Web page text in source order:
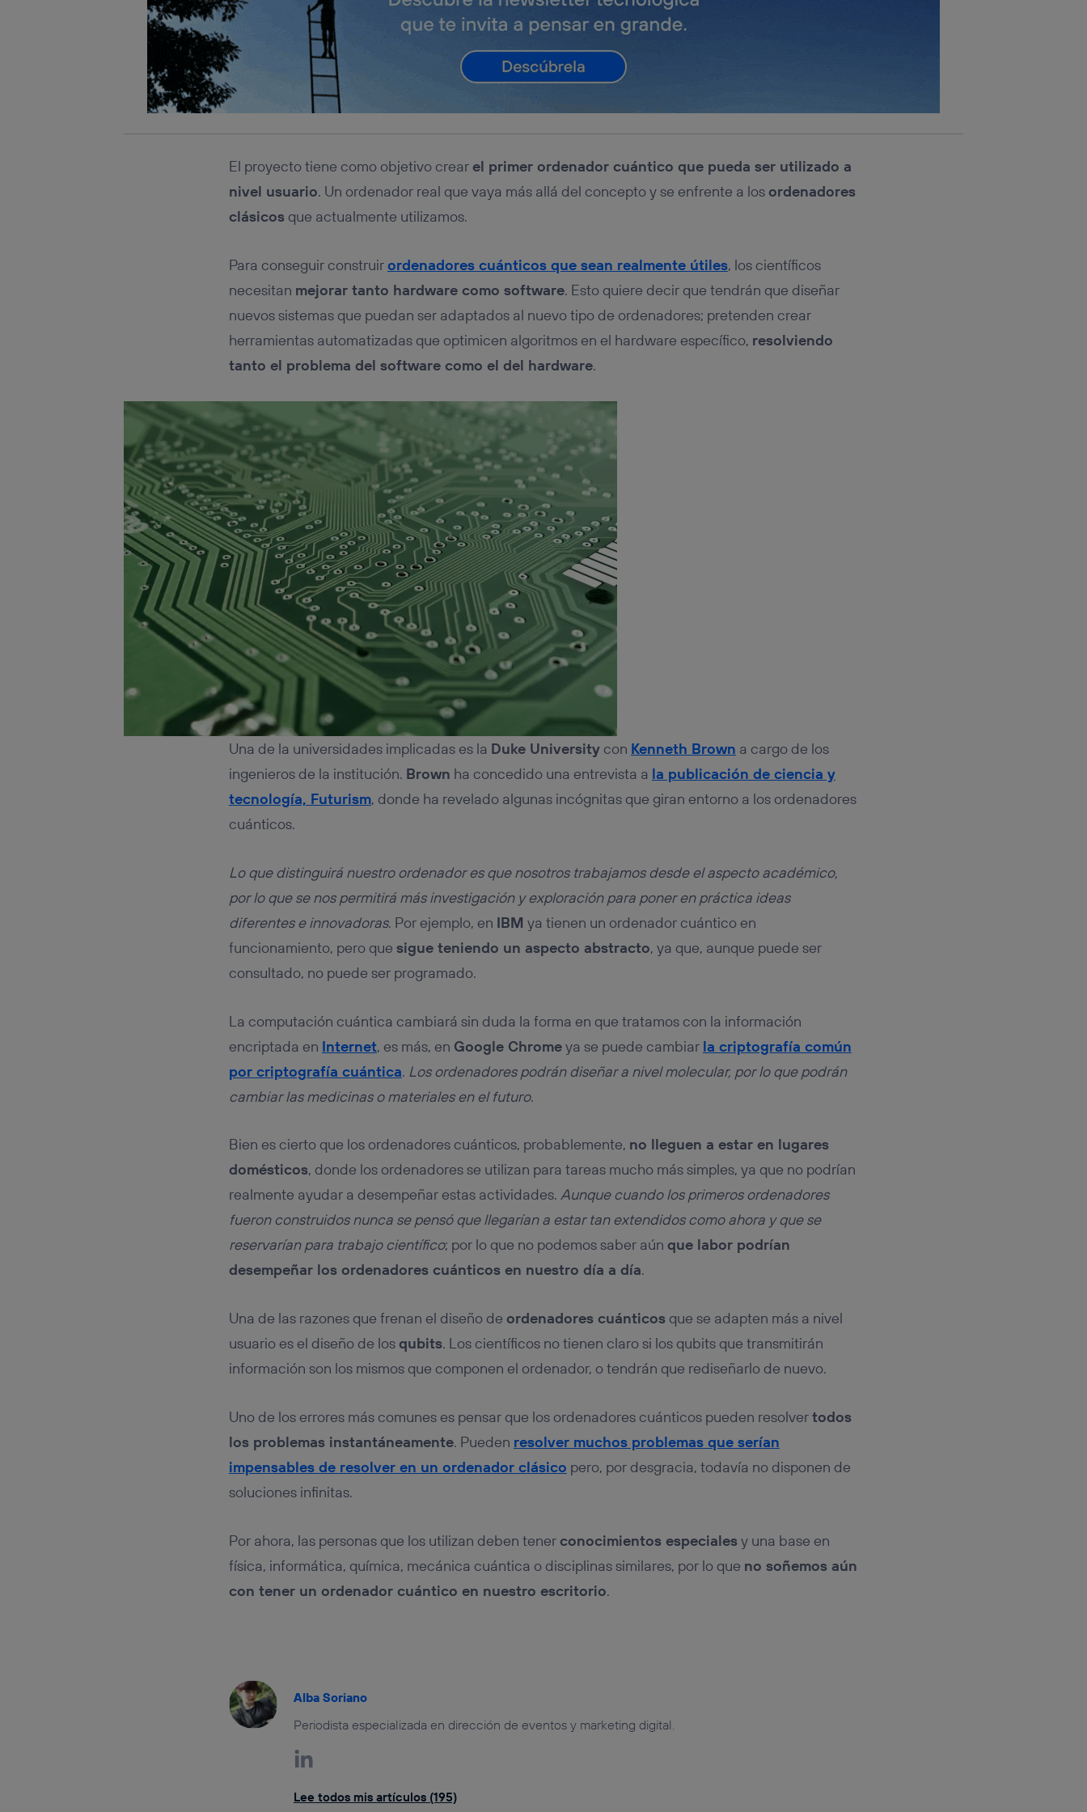
El proyecto tiene como objetivo crearel primer ordenador cuántico que pueda ser utilizado a
nivel usuario. Un ordenador real que vaya más allá del concepto y se enfrente a losordenadores
clásicosque actualmente utilizamos.
Para conseguir construirordenadores cuánticos que sean realmente útiles, los científicos
necesitan mejorar tanto hardware como software. Esto quiere decir que tendrán que diseñar
nuevos sistemas que puedan ser adaptados al nuevo tipo de ordenadores; pretenden crear
herramientas automatizadas que optimicen algoritmos en el hardware específico, resolviendo
tanto el problema del software como el del hardware.
Una de la universidades implicadas es la Duke Universitycon Kenneth Brown a cargo de los
ingenieros de la institución. Brown ha concedido una entrevista a la publicación de ciencia y
tecnología, Futurism, donde ha revelado algunas incógnitas que giran entorno a los ordenadores
cuánticos.
Lo que distinguirá nuestro ordenador es que nosotros trabajamos desde el aspecto académico,
por lo que se nos permitirá más investigación y exploración para poner en práctica ideas
diferentes e innovadoras. Por ejemplo, en IBM ya tienen un ordenador cuántico en
funcionamiento, pero que sigue teniendo un aspecto abstracto, ya que, aunque puede ser
consultado, no puede ser programado.
La computación cuántica cambiará sin duda la forma en que tratamos con la información
encriptada en Internet, es más, en Google Chromeya se puede cambiar la criptografía común
por criptografía cuántica. Los ordenadores podrán diseñar a nivel molecular, por lo que podrán
cambiar las medicinas o materiales en el futuro.
Bien es cierto que los ordenadores cuánticos, probablemente, no lleguen a estar en lugares
domésticos, donde los ordenadores se utilizan para tareas mucho más simples, ya que no podrían
realmente ayudar a desempeñar estas actividades. Aunque cuando los primeros ordenadores
fueron construidos nunca se pensó que llegarían a estar tan extendidos como ahora y que se
reservarían para trabajo científico; por lo que no podemos saber aún que labor podrían
desempeñar los ordenadores cuánticos en nuestro día a día.
Una de las razones que frenan el diseño de ordenadores cuánticosque se adapten más a nivel
usuario es el diseño de losqubits. Los científicos no tienen claro si los qubits que transmitirán
información son los mismos que componen el ordenador, o tendrán que rediseñarlo de nuevo.
Uno de los errores más comunes es pensar que los ordenadores cuánticos pueden resolvertodos
los problemas instantáneamente. Pueden resolver muchos problemas que serían
impensables de resolver en un ordenador clásico pero, por desgracia, todavía no disponen de
soluciones infinitas.
Por ahora, las personas que los utilizan deben tenerconocimientos especialesy una base en
física, informática, química, mecánica cuántica o disciplinas similares, por lo que no soñemos aún
con tener un ordenador cuántico en nuestro escritorio.
Alba Soriano
Periodista especializada en dirección de eventos y marketing digital.
Lee todos mis artículos (195)